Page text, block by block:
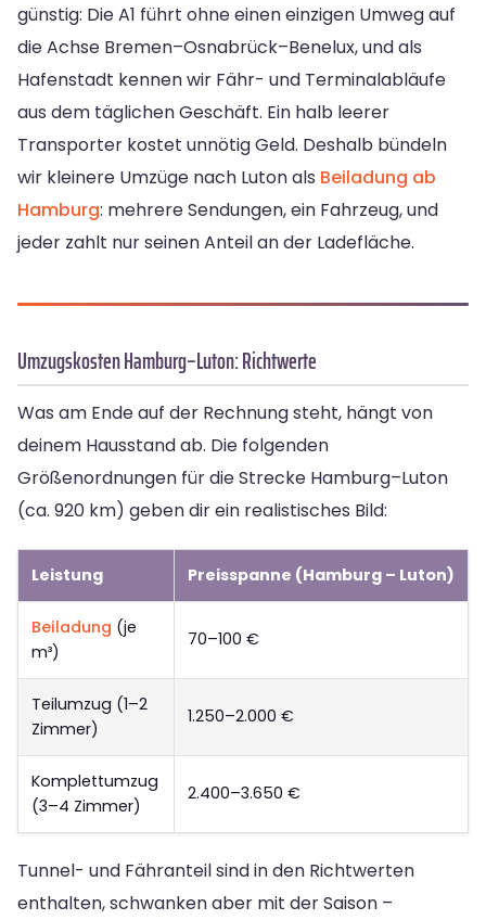
günstig: Die A1 führt ohne einen einzigen Umweg auf
die Achse Bremen–Osnabrück–Benelux, und als
Hafenstadt kennen wir Fähr- und Terminalabläufe
aus dem täglichen Geschäft. Ein halb leerer
Transporter kostet unnötig Geld. Deshalb bündeln
wir kleinere Umzüge nach Luton als Beiladung ab
Hamburg: mehrere Sendungen, ein Fahrzeug, und
jeder zahlt nur seinen Anteil an der Ladefläche.
Umzugskosten Hamburg–Luton: Richtwerte
Was am Ende auf der Rechnung steht, hängt von
deinem Hausstand ab. Die folgenden
Größenordnungen für die Strecke Hamburg–Luton
(ca. 920 km) geben dir ein realistisches Bild:
Leistung Preisspanne (Hamburg – Luton)
Beiladung (je
m³)
70–100 €
Teilumzug (1–2
Zimmer)
1.250–2.000 €
Komplettumzug
(3–4 Zimmer)
2.400–3.650 €
Tunnel- und Fähranteil sind in den Richtwerten
enthalten, schwanken aber mit der Saison –